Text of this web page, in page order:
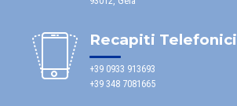
Recapiti Telefonici
+39 0933 913693
+39 348 7081665